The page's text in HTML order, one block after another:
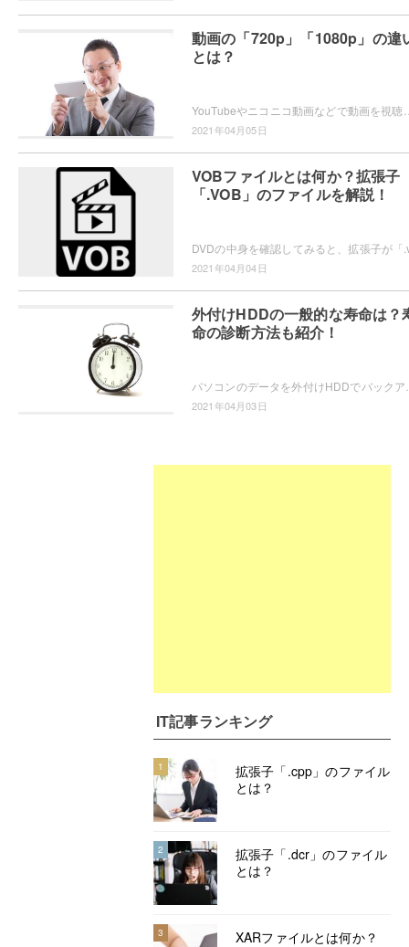
動画の「720p」「1080p」の違
とは？
2021年04月05日
VOBファイルとは何か？拡張子
「.VOB」のファイルを解説！
2021年04月04日
外付けHDDの一般的な寿命は？
命の診断方法も紹介！
2021年04月03日
IT記事ランキング
1
拡張子「.cpp」のファイル
とは？
2
拡張子「.dcr」のファイル
とは？
3 XARファイルとは何か？